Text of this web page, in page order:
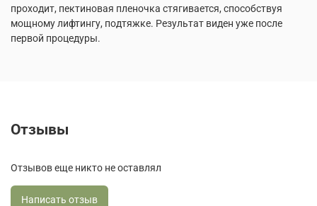
проходит, пектиновая пленочка стягивается, способствуя
мощному лифтингу, подтяжке. Результат виден уже после
первой процедуры.
Отзывы
Отзывов еще никто не оставлял
Написать отзыв